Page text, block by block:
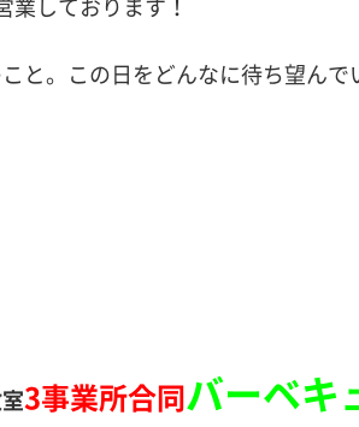
しております！
と。この日をどんなに待ち望んで
3事業所合同バーベキ